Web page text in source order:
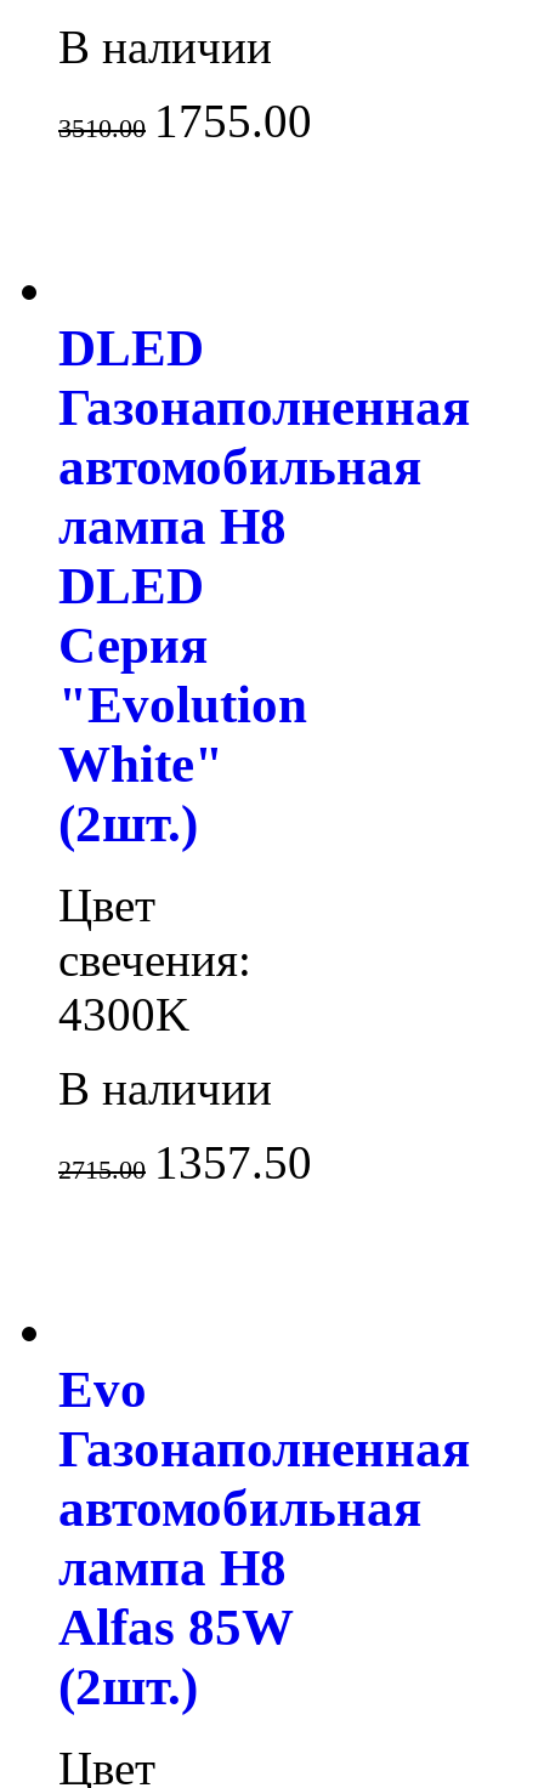
В наличии
3510.00 1755.00
DLED
Газонаполненная
автомобильная
лампа H8
DLED
Серия
"Evolution
White"
(2шт.)
Цвет
свечения:
4300K
В наличии
2715.00 1357.50
Evo
Газонаполненная
автомобильная
лампа H8
Alfas 85W
(2шт.)
Цвет